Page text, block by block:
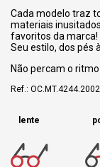
Cada modelo traz
materiais
favoritos da marca!
Seu estilo, dos pés
Não percam o
Ref.: OC.MT.4244.2002
lente